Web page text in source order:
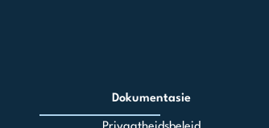
Dokumentasie